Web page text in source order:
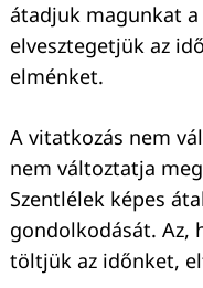
átadjuk magunkat
elvesztegetjük az
elménket.
A vitatkozás nem
nem változtatja
Szentlélek képes
gondolkodását. Az,
töltjük az időnket,